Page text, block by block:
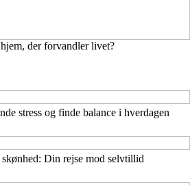
der forvandler livet?
stress og finde balance i hverdagen
Din rejse mod selvtillid